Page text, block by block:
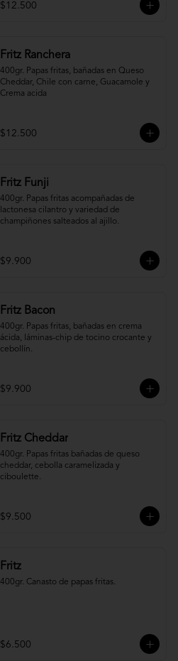
$12.500
Fritz Ranchera
400gr. Papas fritas, bañadas en Queso
Cheddar, Chile con carne, Guacamole y
Crema acida
$12.500
Fritz Funji
400gr. Papas fritas acompañadas de
lactonesa cilantro y variedad de
champiñones salteados al ajillo.
$9.900
Fritz Bacon
400gr. Papas fritas, bañadas en crema
ácida, láminas-chip de tocino crocante y
cebollín.
$9.900
Fritz Cheddar
400gr. Papas fritas bañadas de queso
cheddar, cebolla caramelizada y
ciboulette.
$9.500
Fritz
400gr. Canasto de papas fritas.
$6.500